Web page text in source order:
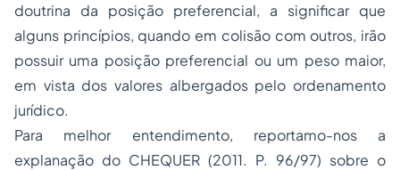
doutrina da posição preferencial, a significar que
alguns princípios, quando em colisão com outros, irão
possuir uma posição preferencial ou um peso maior,
em vista dos valores albergados pelo ordenamento
jurídico.
Para melhor entendimento, reportamo-nos a
explanação do CHEQUER (2011. P. 96/97) sobre o